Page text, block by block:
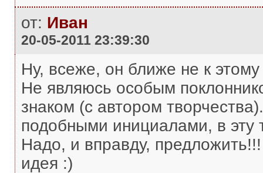
от: Иван
20-05-2011 23:39:30
Ну, всеже, он ближе не к
Не являюсь особым
знаком (с автором
подобными инициалами, в эту
Надо, и вправду,
идея :)